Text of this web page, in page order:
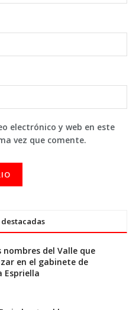
electrónico y web en este
vez que comente.
nombres del Valle que
en el gabinete de
Espriella